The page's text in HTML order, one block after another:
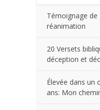
Témoignage de
réanimation
20 Versets
déception et
Élevée dans un
ans: Mon